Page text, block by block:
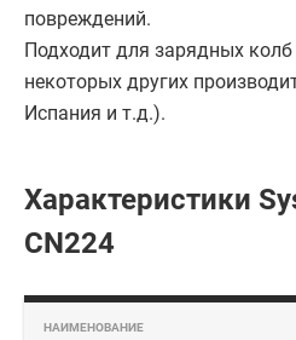
повреждений.
Подходит для зарядных колб
некоторых других
Испания и т.д.).
Характеристики
CN224